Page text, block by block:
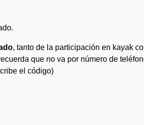
, tanto de la participación en kayak
que no va por número de
el código)